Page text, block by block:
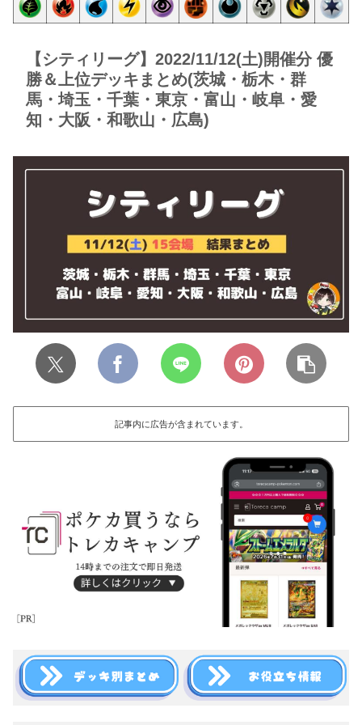
【シティリーグ】2022/11/12(土)開催分 優
勝＆上位デッキまとめ(茨城・栃木・群
馬・埼玉・千葉・東京・富山・岐阜・愛
知・大阪・和歌山・広島)
記事内に広告が含まれています。